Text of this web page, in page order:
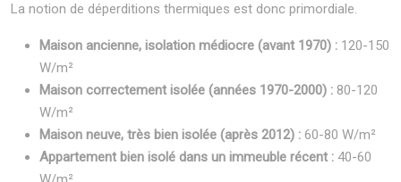
La notion de déperditions thermiques est donc primordiale.
Maison ancienne, isolation médiocre (avant 1970) : 120-150
W/m²
Maison correctement isolée (années 1970-2000) : 80-120
W/m²
Maison neuve, très bien isolée (après 2012) : 60-80 W/m²
Appartement bien isolé dans un immeuble récent : 40-60